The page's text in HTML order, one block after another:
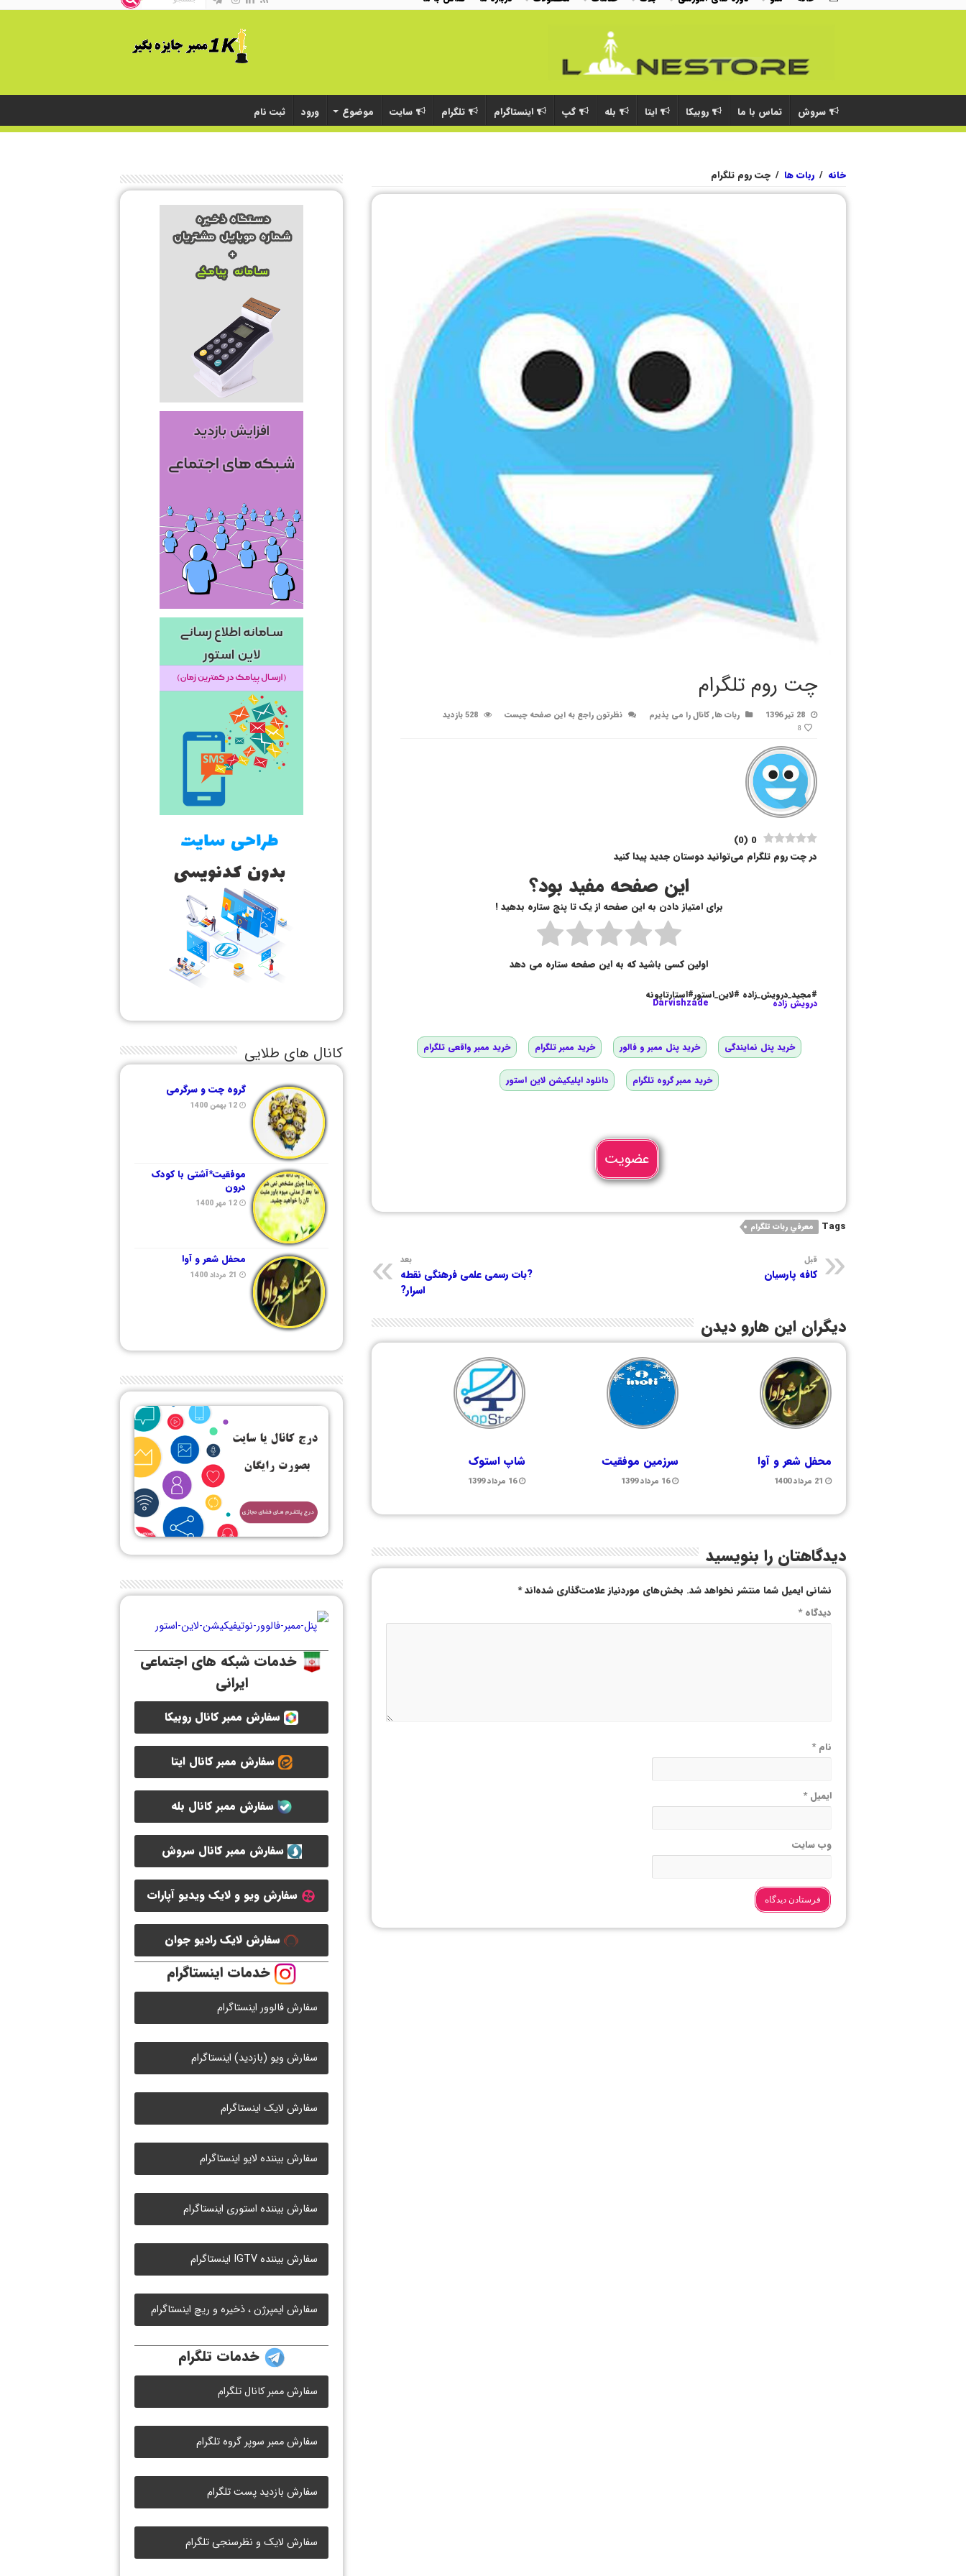
سروش تماس با ما روبیکا ایتا بله گپ اینستاگرام تلگرام سایت موضوع ورود ثبت نام
خانه / ربات ها / چت روم تلگرام
چت روم تلگرام
28 تیر 1396 ربات ها,کانال را می پذیرم نظرتون راجع به این صفحه چیست 528 بازدید
8
0
(
0
)
در چت روم تلگرام می‌توانید دوستان جدید پیدا کنید
این صفحه مفید بود؟
برای امتیاز دادن به این صفحه از یک تا پنج ستاره بدهید !
اولین کسی باشید که به این صفحه ستاره می دهد
#مجید_درویش_زاده #لاین_استور#استارتاپونه
درویش زاده Darvishzade
خرید پنل نمایندگی خرید پنل ممبر و فالور خرید ممبر تلگرام خرید ممبر واقعی تلگرام
خرید ممبر گروه تلگرام دانلود اپلیکیشن لاین استور
عضویت
Tags معرفي ربات تلگرام
قبل
کافه پارسیان
بعد
?بات رسمی علمی فرهنگی نقطه
اسرار?
دیگران این هارو دیدن
محفل شعر و آوا
21 مرداد 1400
سرزمین موفقیت
16 مرداد 1399
شاپ استوک
16 مرداد 1399
دیدگاهتان را بنویسید
نشانی ایمیل شما منتشر نخواهد شد. بخش‌های موردنیاز علامت‌گذاری شده‌اند*
دیدگاه*
نام*
ایمیل*
وب‌ سایت
کانال های طلایی
گروه چت و سرگرمی
12 بهمن 1400
موفقیت*آشتی با کودک
درون
12 مهر 1400
محفل شعر و آوا
21 مرداد 1400
خدمات شبکه های اجتماعی
ایرانی
سفارش ممبر کانال روبیکا
سفارش ممبر کانال ایتا
سفارش ممبر کانال بله
سفارش ممبر کانال سروش
سفارش ویو و لایک ویدیو آپارات
سفارش لایک رادیو جوان
خدمات اینستاگرام
سفارش فالوور اینستاگرام
سفارش ویو (بازدید) اینستاگرام
سفارش لایک اینستاگرام
سفارش بیننده لایو اینستاگرام
سفارش بیننده استوری اینستاگرام
سفارش بیننده IGTV اینستاگرام
سفارش ایمپرژن ، ذخیره و ریچ اینستاگرام
خدمات تلگرام
سفارش ممبر کانال تلگرام
سفارش ممبر سوپر گروه تلگرام
سفارش بازدید پست تلگرام
سفارش لایک و نظرسنجی تلگرام